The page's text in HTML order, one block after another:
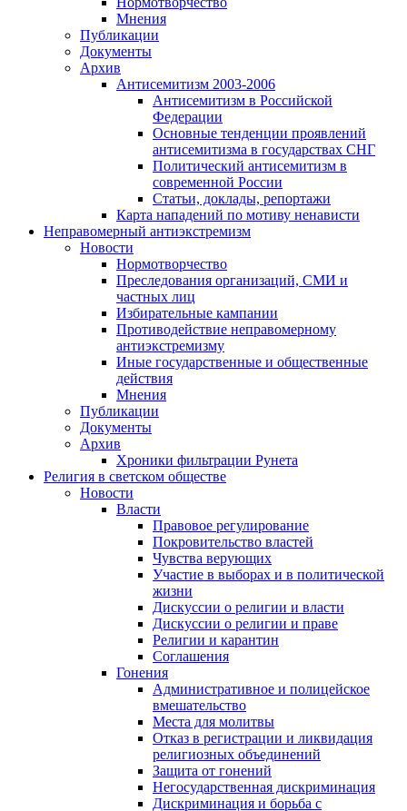
Мнения
Публикации
Документы
Архив
Антисемитизм 2003-2006
Антисемитизм в Российской
Федерации
Основные тенденции проявлений
антисемитизма в государствах СНГ
Политический антисемитизм в
современной России
Статьи, доклады, репортажи
Карта нападений по мотиву ненависти
Неправомерный антиэкстремизм
Новости
Нормотворчество
Преследования организаций, СМИ и
частных лиц
Избирательные кампании
Противодействие неправомерному
антиэкстремизму
Иные государственные и общественные
действия
Мнения
Публикации
Документы
Архив
Хроники фильтрации Рунета
Религия в светском обществе
Новости
Власти
Правовое регулирование
Покровительство властей
Чувства верующих
Участие в выборах и в политической
жизни
Дискуссии о религии и власти
Дискуссии о религии и праве
Религии и карантин
Соглашения
Гонения
Административное и полицейское
вмешательство
Места для молитвы
Отказ в регистрации и ликвидация
религиозных объединений
Защита от гонений
Негосударственная дискриминация
Дискриминация и борьба с